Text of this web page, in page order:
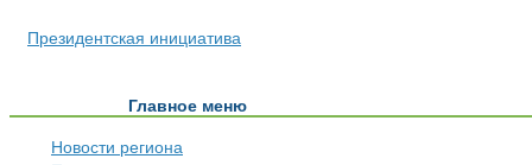
Президентская инициатива
Главное меню
Новости региона